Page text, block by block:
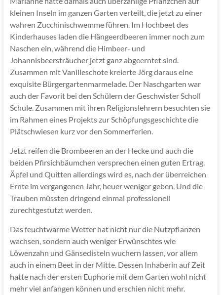
kleinen Inseln im ganzen Garten verteilt, die jetzt zu einer
wahren Zucchinischwemme führen. Im Hochbeet des
Kinderhauses laden die Hängeerdbeeren immer noch zum
Naschen ein, während die Himbeer- und
Johannisbeersträucher jetzt ganz abgeerntet sind.
Zusammen mit Vanilleschote kreierte Jörg daraus eine
exquisite Bürgergartenmarmelade. Der Naschgarten war
auch der Favorit bei den Schülern der Geschwister Scholl
Schule. Zusammen mit ihren Religionslehrern besuchten sie
im Rahmen eines Projekts zur Schöpfungsgeschichte die
Plätschwiesen kurz vor den Sommerferien.
Jetzt reifen die Brombeeren an der Hecke und auch die
beiden Pfirsichbäumchen versprechen einen guten Ertrag.
Äpfel und Quitten allerdings wird es, nach der überreichen
Ernte im vergangenen Jahr, heuer weniger geben. Und die
Trauben müssten dringend einmal professionell
zurechtgestutzt werden.
Das feuchtwarme Wetter hat nicht nur die Nutzpflanzen
wachsen, sondern auch weniger Erwünschtes wie
Löwenzahn und Gänsedisteln wuchern lassen, vor allem
auch in einem Beet in der Mitte. Dessen Inhaberin auf Zeit
hatte nach der ersten Euphorie mit dem Garten wohl nicht
mehr viel anfangen können und erschien nicht mehr.